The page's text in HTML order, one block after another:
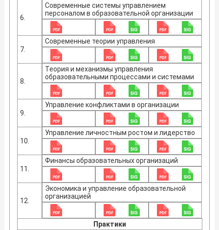
6.
Современные системы управлением
персоналом в образовательной организации
7.
Современные теории управления
8.
Теория и механизмы управления
образовательными процессами и системами
9.
Управление конфликтами в организации
10.
Управление личностным ростом и лидерство
11.
Финансы образовательных организаций
12.
Экономика и управление образовательной
организацией
Практики